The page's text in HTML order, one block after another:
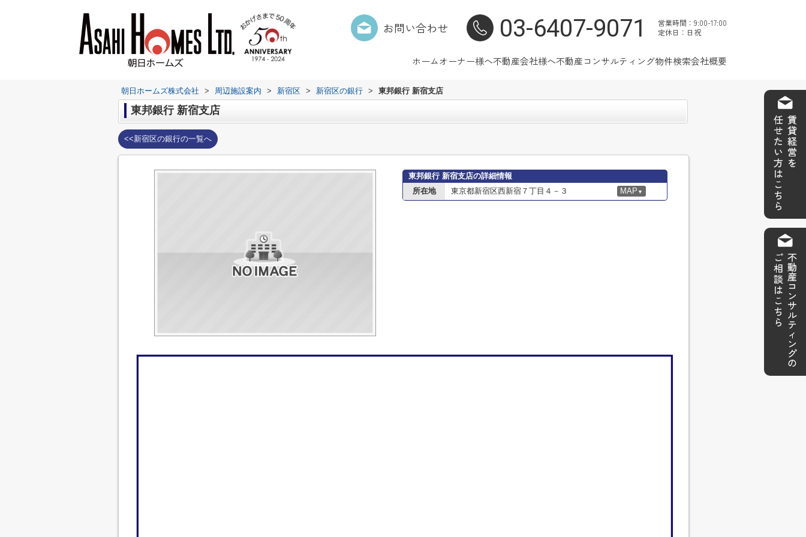
お問い合わせ 03-6407-9071
営業時間：9:00-17:00
定休日：日祝
ホームオーナー様へ不動産会社様へ不動産コンサルティング物件検索会社概要
朝日ホームズ株式会社 > 周辺施設案内 > 新宿区 > 新宿区の銀行 > 東邦銀行 新宿支店
東邦銀行 新宿支店
<<新宿区の銀行の一覧へ
東邦銀行 新宿支店の詳細情報
所在地
東京都新宿区西新宿７丁目４－３ MAP ▼